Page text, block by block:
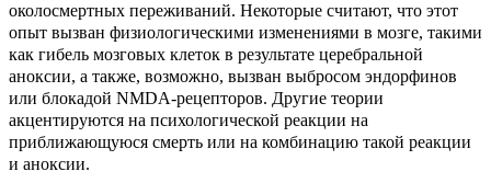
околосмертных переживаний. Некоторые считают, что этот
опыт вызван физиологическими изменениями в мозге, такими
как гибель мозговых клеток в результате церебральной
аноксии, а также, возможно, вызван выбросом эндорфинов
или блокадой NMDA-рецепторов. Другие теории
акцентируются на психологической реакции на
приближающуюся смерть или на комбинацию такой реакции
и аноксии.